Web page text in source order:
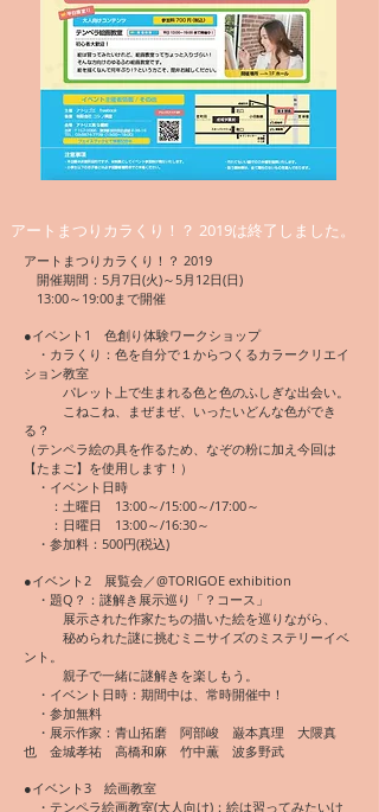
アートまつりカラくり！？ 2019は終了しました。
アートまつりカラくり！？ 2019
開催期間：5月7日(火)～5月12日(日)
13:00～19:00まで開催
●イベント1 色創り体験ワークショップ
・カラくり：色を自分で１からつくるカラークリエイ
ション教室
パレット上で生まれる色と色のふしぎな出会い。
こねこね、まぜまぜ、いったいどんな色ができ
る？
（テンペラ絵の具を作るため、なぞの粉に加え今回は
【たまご】を使用します！）
・イベント日時
：土曜日 13:00～/15:00～/17:00～
：日曜日 13:00～/16:30～
・参加料：500円(税込)
●イベント2 展覧会／@TORIGOE exhibition
・題Q？：謎解き展示巡り「？コース」
展示された作家たちの描いた絵を巡りながら、
秘められた謎に挑むミニサイズのミステリーイベ
ント。
親子で一緒に謎解きを楽しもう。
・イベント日時：期間中は、常時開催中！
・参加無料
・展示作家：青山拓磨 阿部峻 巌本真理 大隈真
也 金城孝祐 高橋和麻 竹中薫 波多野武
●イベント3 絵画教室
・テンペラ絵画教室(大人向け)：絵は習ってみたいけ